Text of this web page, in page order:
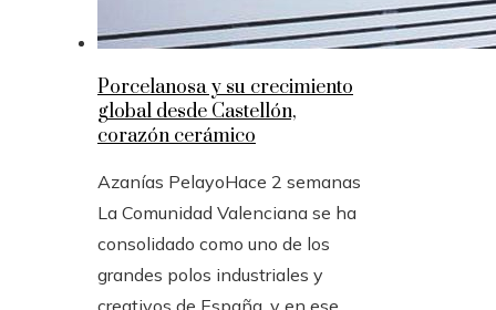
Porcelanosa y su crecimiento
global desde Castellón,
corazón cerámico
Azanías PelayoHace 2 semanas
La Comunidad Valenciana se ha
consolidado como uno de los
grandes polos industriales y
creativos de España, y en ese